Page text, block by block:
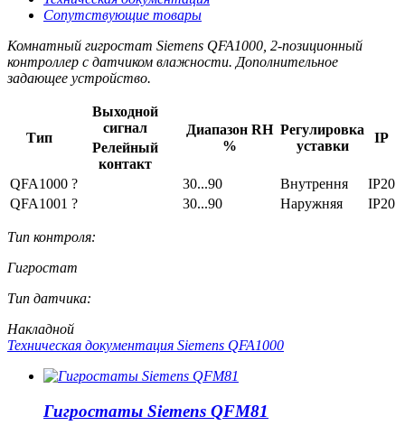
Сопутствующие товары
Комнатный гигростат Siemens QFA1000, 2-позиционный
контроллер с датчиком влажности. Дополнительное
задающее устройство.
Тип
Выходной
сигнал
Диапазон RH
%
Регулировка
уставки
IP
Релейный
контакт
QFA1000 ? 30...90 Внутрення
IP20
QFA1001 ? 30...90 Наружняя IP20
Тип контроля:
Гигростат
Тип датчика:
Накладной
Техническая документация Siemens QFA1000
Гигростаты Siemens QFM81